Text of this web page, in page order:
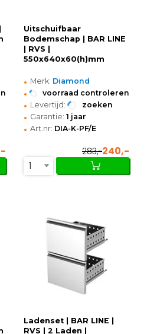
Uitschuifbaar
Bodemschap | BAR LINE
| RVS |
550x640x60(h)mm
• Merk: Diamond
• voorraad controleren
• Levertijd: zoeken
• Garantie: 1 jaar
• Art.nr: DIA-K-PF/E
283,-240,-
1
Ladenset | BAR LINE |
RVS | 2 Laden |